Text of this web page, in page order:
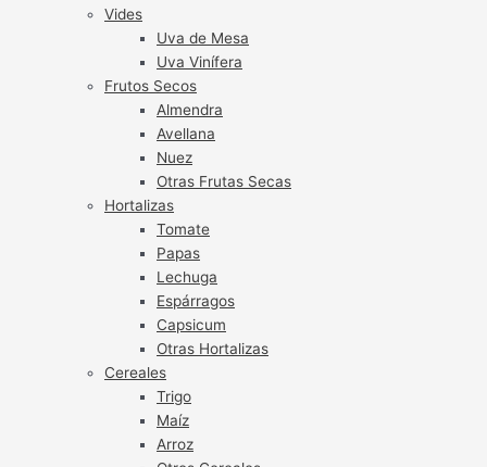
Vides
Uva de Mesa
Uva Vinífera
Frutos Secos
Almendra
Avellana
Nuez
Otras Frutas Secas
Hortalizas
Tomate
Papas
Lechuga
Espárragos
Capsicum
Otras Hortalizas
Cereales
Trigo
Maíz
Arroz